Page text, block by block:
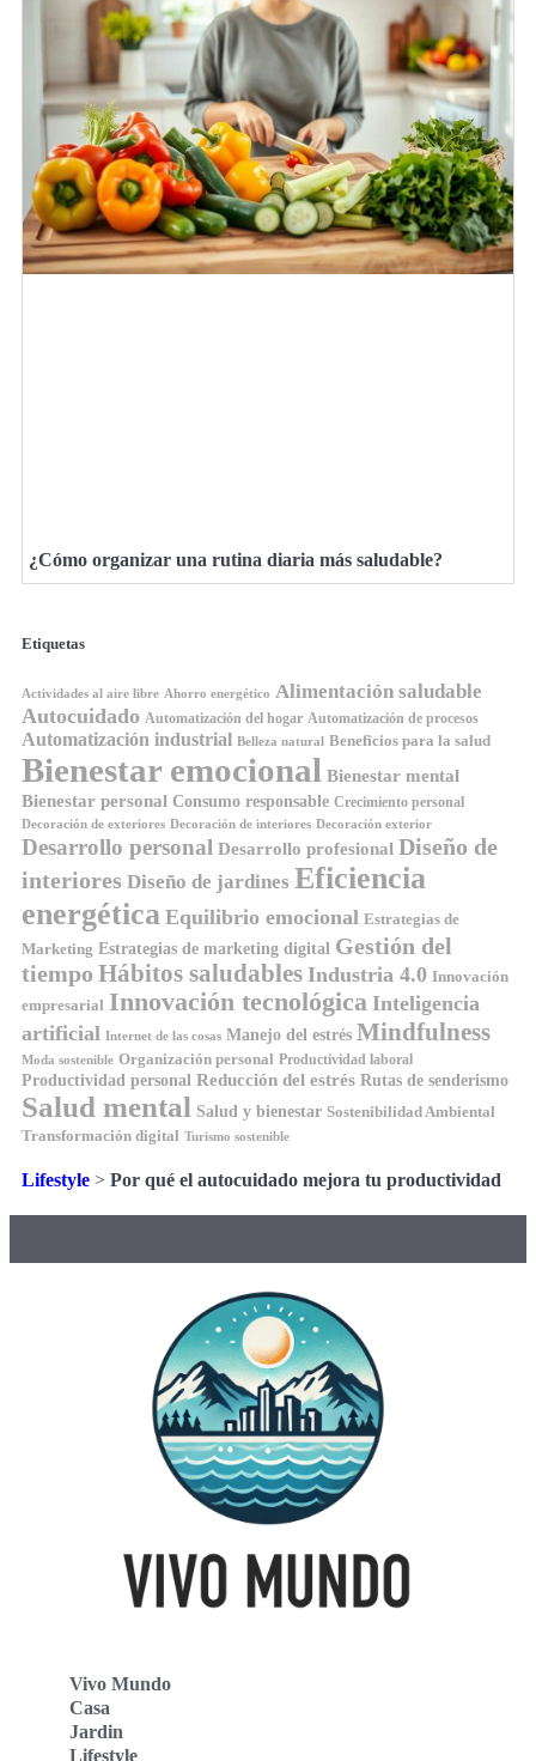
¿Cómo organizar una rutina diaria más saludable?
Etiquetas
Actividades al aire libre Ahorro energético Alimentación saludable
Autocuidado Automatización del hogar Automatización de procesos
Automatización industrial Belleza natural Beneficios para la salud
Bienestar emocional Bienestar mental
Bienestar personal Consumo responsable Crecimiento personal
Decoración de exteriores Decoración de interiores Decoración exterior
Desarrollo personal Desarrollo profesional Diseño de
interiores Diseño de jardines Eficiencia
energética Equilibrio emocional Estrategias de
Marketing Estrategias de marketing digital Gestión del
tiempo Hábitos saludables Industria 4.0 Innovación
empresarial Innovación tecnológica Inteligencia
artificial Internet de las cosas Manejo del estrés Mindfulness
Moda sostenible Organización personal Productividad laboral
Productividad personal Reducción del estrés Rutas de senderismo
Salud mental Salud y bienestar Sostenibilidad Ambiental
Transformación digital Turismo sostenible
Lifestyle > Por qué el autocuidado mejora tu productividad
Vivo Mundo
Casa
Jardin
Lifestyle